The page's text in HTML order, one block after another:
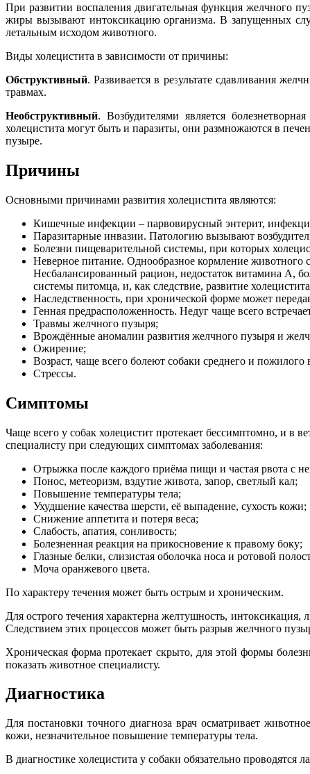
При развитии воспаления двигательная функция желчного
жиры вызывают интоксикацию организма. В запущенных
летальным исходом животного.
Виды холецистита в зависимости от причины:
Обструктивный. Развивается в результате сдавливания
травмах.
Необструктивный. Возбудителями является
холецистита могут быть и паразиты, они размножаются в
пузыре.
Причины
Основными причинами развития холецистита являются:
Кишечные инфекции – парвовирусный энтерит,
Паразитарные инвазии. Патологию вызывают
Болезни пищеварительной системы, при которых
Неверное питание. Однообразное кормление
Несбалансированный рацион, недостаток витамина А,
системы питомца, и, как следствие, развитие
Наследственность, при хронической форме может
Генная предрасположенность. Недуг чаще всего
Травмы желчного пузыря;
Врождённые аномалии развития желчного пузыря и
Ожирение;
Возраст, чаще всего болеют собаки среднего и пожилого
Стрессы.
Симптомы
Чаще всего у собак холецистит протекает бессимптомно, и в
специалисту при следующих симптомах заболевания:
Отрыжка после каждого приёма пищи и частая рвота с
Понос, метеоризм, вздутие живота, запор, светлый кал;
Повышение температуры тела;
Ухудшение качества шерсти, её выпадение, сухость кожи;
Снижение аппетита и потеря веса;
Слабость, апатия, сонливость;
Болезненная реакция на прикосновение к правому боку;
Глазные белки, слизистая оболочка носа и ротовой
Моча оранжевого цвета.
По характеру течения может быть острым и хроническим.
Для острого течения характерна желтушность,
Следствием этих процессов может быть разрыв желчного
Хроническая форма протекает скрыто, для этой формы
показать животное специалисту.
Диагностика
Для постановки точного диагноза врач осматривает
кожи, незначительное повышение температуры тела.
В диагностике холецистита у собаки обязательно проводятся